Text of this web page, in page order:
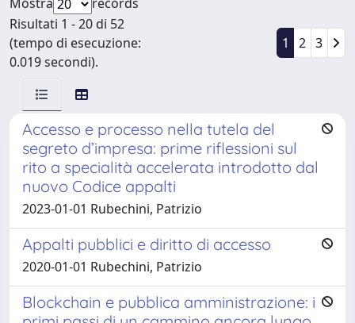
Risultati 1 - 20 di 52
(tempo di esecuzione:
0.019 secondi).
1 2 3
Accesso e processo nella tutela del
segreto d’impresa: prime riflessioni sul
rito a specialità accelerata introdotto dal
nuovo Codice appalti
2023-01-01 Rubechini, Patrizio
Appalti pubblici e diritto di accesso
2020-01-01 Rubechini, Patrizio
Blockchain e pubblica amministrazione: i